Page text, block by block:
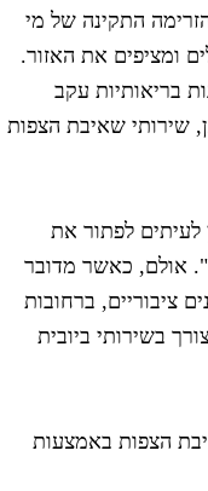
התקינה של מי
ומציפים את האזור.
בריאותיות עקב
שירותי שאיבת הצפות
לפתור את
אולם, כאשר מדובר
ציבוריים, ברחובות
בשירותי ביובית
הצפות באמצעות